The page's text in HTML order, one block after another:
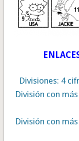
Divisiones: 4
División con
División con